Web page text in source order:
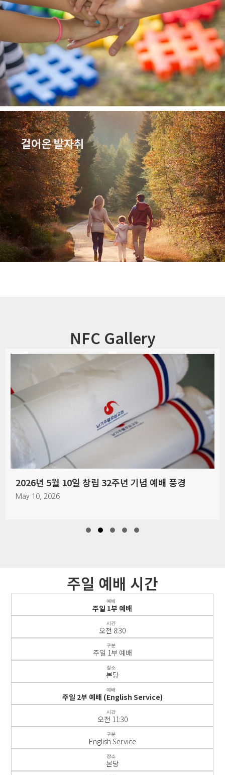
걸어온 발자취
NFC Gallery
2026년 5월 10일 창립 32주년 기념 예배 풍경
May 10, 2026
주일 예배 시간
예배
주일 1부 예배
시간
오전 8:30
구분
주일 1부 예배
장소
본당
예배
주일 2부 예배 (English Service)
시간
오전 11:30
구분
English Service
장소
본당